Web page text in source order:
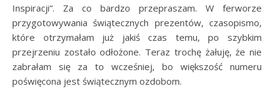
Inspiracji”. Za co bardzo przepraszam. W ferworze
przygotowywania świątecznych prezentów, czasopismo,
które otrzymałam już jakiś czas temu, po szybkim
przejrzeniu zostało odłożone. Teraz trochę żałuję, że nie
zabrałam się za to wcześniej, bo większość numeru
poświęcona jest świątecznym ozdobom.